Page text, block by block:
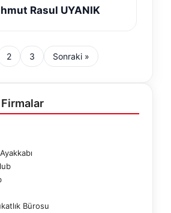
Rasul UYANIK
2 3 Sonraki »
Bürosu